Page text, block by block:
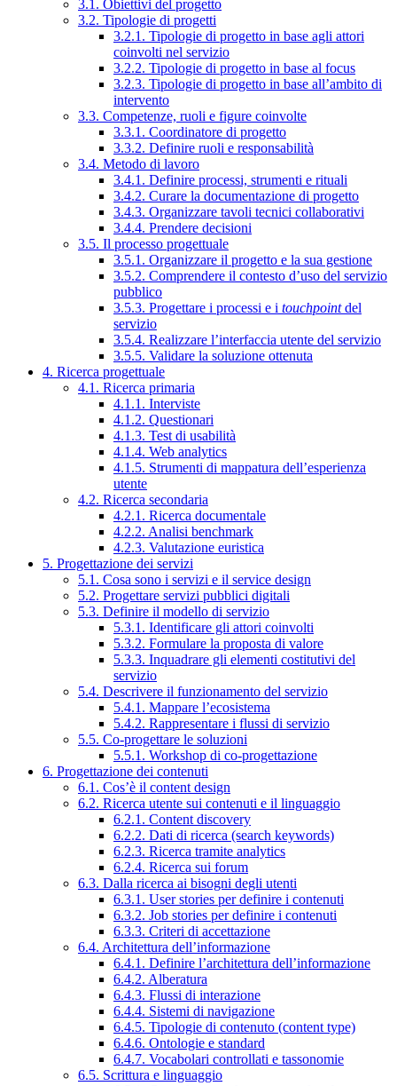
3.1. Obiettivi del progetto
3.2. Tipologie di progetti
3.2.1. Tipologie di progetto in base agli attori
coinvolti nel servizio
3.2.2. Tipologie di progetto in base al focus
3.2.3. Tipologie di progetto in base all’ambito di
intervento
3.3. Competenze, ruoli e figure coinvolte
3.3.1. Coordinatore di progetto
3.3.2. Definire ruoli e responsabilità
3.4. Metodo di lavoro
3.4.1. Definire processi, strumenti e rituali
3.4.2. Curare la documentazione di progetto
3.4.3. Organizzare tavoli tecnici collaborativi
3.4.4. Prendere decisioni
3.5. Il processo progettuale
3.5.1. Organizzare il progetto e la sua gestione
3.5.2. Comprendere il contesto d’uso del servizio
pubblico
3.5.3. Progettare i processi e i touchpointdel
servizio
3.5.4. Realizzare l’interfaccia utente del servizio
3.5.5. Validare la soluzione ottenuta
4. Ricerca progettuale
4.1. Ricerca primaria
4.1.1. Interviste
4.1.2. Questionari
4.1.3. Test di usabilità
4.1.4. Web analytics
4.1.5. Strumenti di mappatura dell’esperienza
utente
4.2. Ricerca secondaria
4.2.1. Ricerca documentale
4.2.2. Analisi benchmark
4.2.3. Valutazione euristica
5. Progettazione dei servizi
5.1. Cosa sono i servizi e il service design
5.2. Progettare servizi pubblici digitali
5.3. Definire il modello di servizio
5.3.1. Identificare gli attori coinvolti
5.3.2. Formulare la proposta di valore
5.3.3. Inquadrare gli elementi costitutivi del
servizio
5.4. Descrivere il funzionamento del servizio
5.4.1. Mappare l’ecosistema
5.4.2. Rappresentare i flussi di servizio
5.5. Co-progettare le soluzioni
5.5.1. Workshop di co-progettazione
6. Progettazione dei contenuti
6.1. Cos’è il content design
6.2. Ricerca utente sui contenuti e il linguaggio
6.2.1. Content discovery
6.2.2. Dati di ricerca (search keywords)
6.2.3. Ricerca tramite analytics
6.2.4. Ricerca sui forum
6.3. Dalla ricerca ai bisogni degli utenti
6.3.1. User stories per definire i contenuti
6.3.2. Job stories per definire i contenuti
6.3.3. Criteri di accettazione
6.4. Architettura dell’informazione
6.4.1. Definire l’architettura dell’informazione
6.4.2. Alberatura
6.4.3. Flussi di interazione
6.4.4. Sistemi di navigazione
6.4.5. Tipologie di contenuto (content type)
6.4.6. Ontologie e standard
6.4.7. Vocabolari controllati e tassonomie
6.5. Scrittura e linguaggio